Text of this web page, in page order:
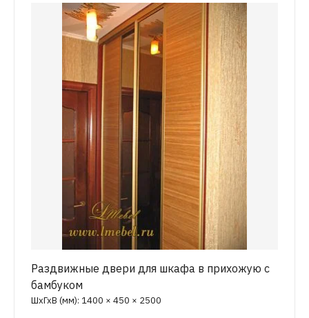
Раздвижные двери для шкафа в прихожую с
бамбуком
ШхГхВ (мм): 1400 × 450 × 2500